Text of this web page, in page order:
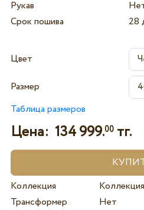
Рукав
Срок пошива
28
Цвет
Размер
Таблица размеров
Цена: 134 999.00тг.
Коллекция
Трансформер
Нет